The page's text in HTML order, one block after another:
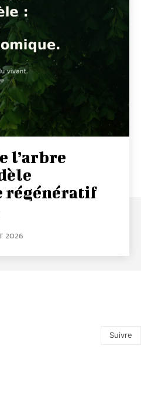
l’arbre
régénératif
2026
Suivre